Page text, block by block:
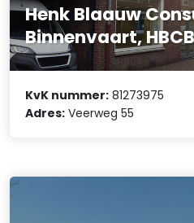
Henk Blaauw
Binnenvaart, HBCB
KvK nummer: 81273975
Adres: Veerweg 55